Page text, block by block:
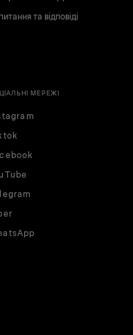
та відповіді
МЕРЕЖІ